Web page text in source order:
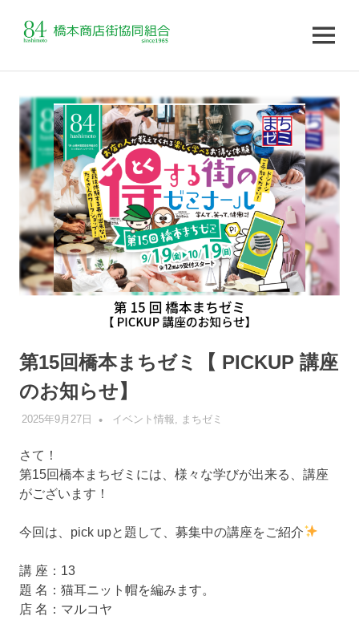
MENU
第15回橋本まちゼミ【 PICKUP 講座
のお知らせ】
2025年9月27日 管理者
イベント情報 まちゼミ
さて！
第15回橋本まちゼミには、様々な学びが出来る、講座
がございます！
今回は、pick upと題して、募集中の講座をご紹介
講 座：13
題 名：猫耳ニット帽を編みます。
店 名：マルコヤ